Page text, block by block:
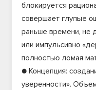
блокируется
совершает глупые
раньше времени, не
или импульсивно
полностью ломая
● Концепция:
уверенности».